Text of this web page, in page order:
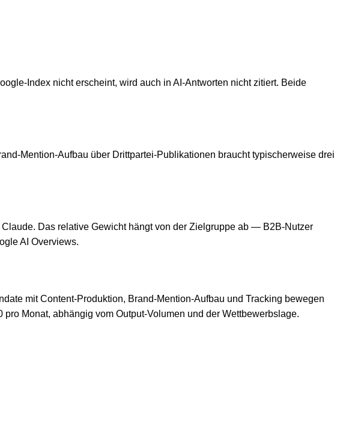
Index nicht erscheint, wird auch in AI-Antworten nicht zitiert. Beide
Mention-Aufbau über Drittpartei-Publikationen braucht typischerweise drei
Das relative Gewicht hängt von der Zielgruppe ab — B2B-Nutzer
AI Overviews.
mit Content-Produktion, Brand-Mention-Aufbau und Tracking bewegen
Monat, abhängig vom Output-Volumen und der Wettbewerbslage.